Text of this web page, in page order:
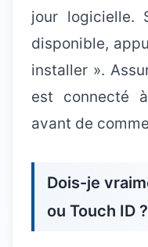
jour logicielle.
disponible,
installer ».
est connecté
avant de
Dois-je
ou Touch ID ?